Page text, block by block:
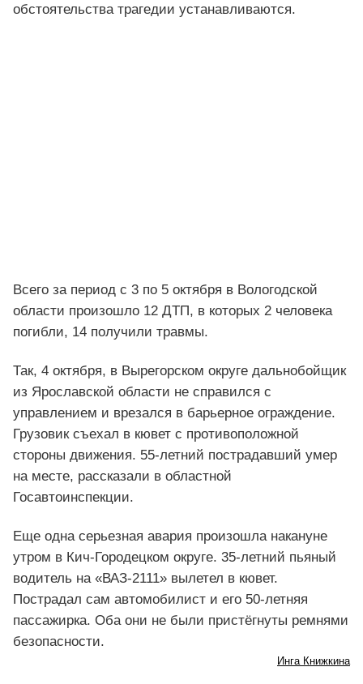
обстоятельства трагедии устанавливаются.
Всего за период с 3 по 5 октября в Вологодской
области произошло 12 ДТП, в которых 2 человека
погибли, 14 получили травмы.
Так, 4 октября, в Вырегорском округе дальнобойщик
из Ярославской области не справился с
управлением и врезался в барьерное ограждение.
Грузовик съехал в кювет с противоположной
стороны движения. 55-летний пострадавший умер
на месте, рассказали в областной
Госавтоинспекции.
Еще одна серьезная авария произошла накануне
утром в Кич-Городецком округе. 35-летний пьяный
водитель на «ВАЗ-2111» вылетел в кювет.
Пострадал сам автомобилист и его 50-летняя
пассажирка. Оба они не были пристёгнуты ремнями
безопасности.
Инга Книжкина